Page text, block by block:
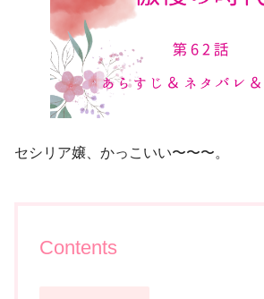
セシリア嬢、かっこいい〜〜〜。
Contents